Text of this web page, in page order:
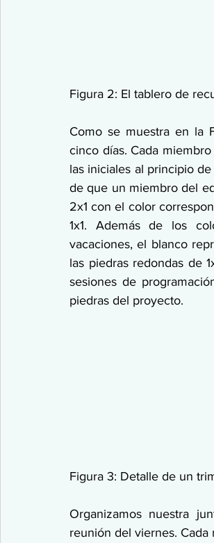
Figura 2: El tablero de
Como se muestra en la
cinco días. Cada
las iniciales al principio
de que un miembro del
2x1 con el color
1x1. Además de los
vacaciones, el blanco
las piedras redondas de
sesiones de
piedras del proyecto.
Figura 3: Detalle de un
Organizamos nuestra
reunión del viernes.